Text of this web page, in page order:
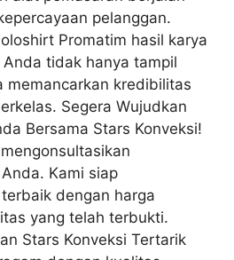
pelanggan.
Promatim hasil karya
tidak hanya tampil
memancarkan kredibilitas
Segera Wujudkan
Bersama Stars Konveksi!
Kami siap
dengan harga
yang telah terbukti.
Stars Konveksi Tertarik